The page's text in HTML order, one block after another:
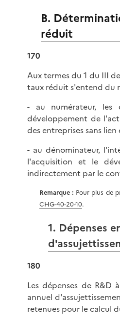
B.
réduit
170
Aux termes du 1 du III
taux réduit s'entend du
- au numérateur,
développement de
des entreprises sans
- au dénominateur,
l'acquisition et le
indirectement par le
Remarque : Pour plus de
CHG-40-20-10.
1. Dépenses
180
Les dépenses de
annuel
retenues pour le calcul